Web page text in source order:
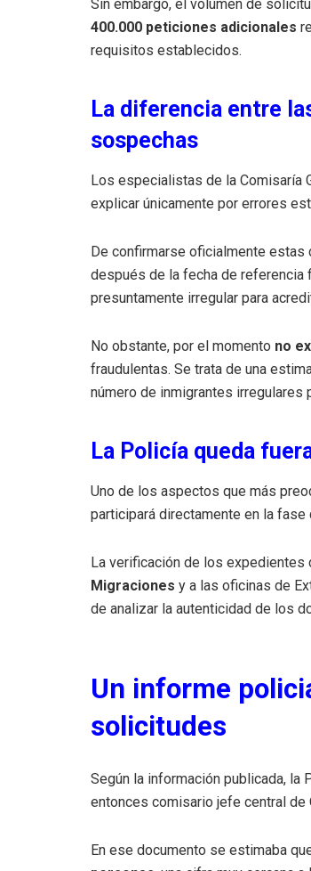
Sin embargo, el volumen de
400.000 peticiones adicionales
requisitos establecidos.
La diferencia entre
sospechas
Los especialistas de la Comisaría
explicar únicamente por errores
De confirmarse oficialmente estas
después de la fecha de referencia
presuntamente irregular para
No obstante, por el momento no
fraudulentas. Se trata de una
número de inmigrantes
La Policía queda
Uno de los aspectos que más
participará directamente en la
La verificación de los expedientes
Migraciones y a las oficinas de
de analizar la autenticidad de los
Un informe
solicitudes
Según la información publicada, la
entonces comisario jefe central de
En ese documento se estimaba